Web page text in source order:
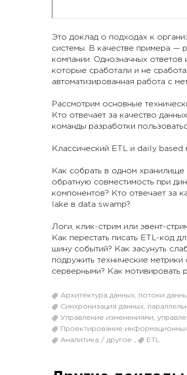
Это доклад о подходах к
системы. В качестве примера —
компании. Однозначных
которые сработали и не
автоматизированная работа с
Рассмотрим основные
Кто отвечает за качество
команды разработки
Классический ETL и daily based
Как собрать в одном хранилище
обратную совместимость при
компонентов? Кто отвечает за
lake в data swamp?
Логи, клик-стрим или эвент-
Как перестать писать ETL-код
шину событий? Как засунуть
подружить технические
серверными? Как мотивировать
Архитектура данных, потоки
Синхронизация данных,
Управление изменениями,
Проектирование
Аналитика / другое , ETL